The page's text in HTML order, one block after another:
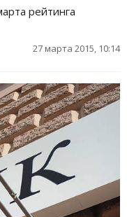
рейтинга
27 марта 2015, 10:14